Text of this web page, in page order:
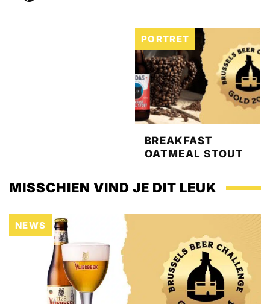
PORTRET
BREAKFAST
OATMEAL STOUT
MISSCHIEN VIND JE DIT LEUK
NEWS